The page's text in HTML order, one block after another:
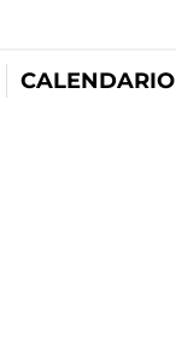
CALENDARIO